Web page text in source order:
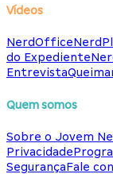
Vídeos
NerdOffice
do Expediente
Entrevista
Quem somos
Sobre o Jovem
Privacidade
SegurançaFale